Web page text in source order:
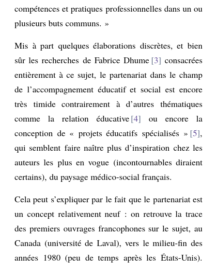
compétences et pratiques professionnelles dans un ou
plusieurs buts communs. »
Mis à part quelques élaborations discrètes, et bien
sûr les recherches de Fabrice Dhume 3 consacrées
entièrement à ce sujet, le partenariat dans le champ
de l’accompagnement éducatif et social est encore
très timide contrairement à d’autres thématiques
comme la relation éducative 4
ou encore la
conception de « projets éducatifs spécialisés » 5 ,
qui semblent faire naître plus d’inspiration chez les
auteurs les plus en vogue (incontournables diraient
certains), du paysage médico-social français.
Cela peut s’expliquer par le fait que le partenariat est
un concept relativement neuf : on retrouve la trace
des premiers ouvrages francophones sur le sujet, au
Canada (université de Laval), vers le milieu-fin des
années 1980 (peu de temps après les États-Unis).